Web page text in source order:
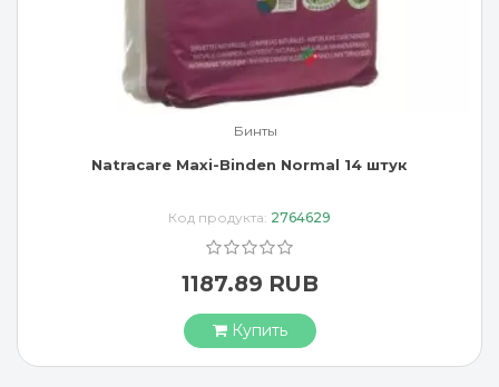
Бинты
Natracare Maxi-Binden Normal 14 штук
Код продукта: 2764629
1187.89 RUB
Купить